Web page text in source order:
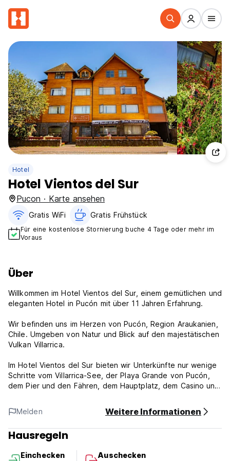
Hotel
Hotel Vientos del Sur
Pucon · Karte ansehen
Gratis WiFi Gratis Frühstück
Für eine kostenlose Stornierung buche 4 Tage oder mehr im
Voraus
Über
Willkommen im Hotel Vientos del Sur, einem gemütlichen und
eleganten Hotel in Pucón mit über 11 Jahren Erfahrung.
Wir befinden uns im Herzen von Pucón, Region Araukanien,
Chile. Umgeben von Natur und Blick auf den majestätischen
Vulkan Villarrica.
Im Hotel Vientos del Sur bieten wir Unterkünfte nur wenige
Schritte vom Villarrica-See, der Playa Grande von Pucón,
dem Pier und den Fähren, dem Hauptplatz, dem Casino und
strategisch günstig und ideal, wenn Sie touristische
Aktivitäten unternehmen, einen Tag in den heißen Quellen
genießen oder die beliebtesten Orte unserer Stadt
besuchen möchten.
Kommen Sie und besuchen Sie Pucón mit all seinen
Melden Weitere Informationen
Hausregeln
Einchecken
Auschecken